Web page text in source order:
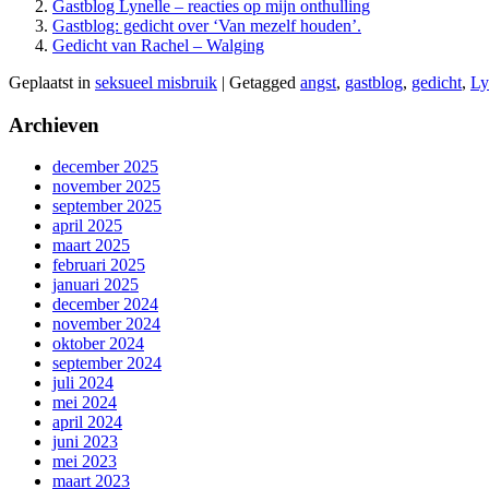
Gastblog Lynelle – reacties op mijn onthulling
Gastblog: gedicht over ‘Van mezelf houden’.
Gedicht van Rachel – Walging
Geplaatst in seksueel misbruik | Getagged angst, gastblog, gedicht,
Archieven
december 2025
november 2025
september 2025
april 2025
maart 2025
februari 2025
januari 2025
december 2024
november 2024
oktober 2024
september 2024
juli 2024
mei 2024
april 2024
juni 2023
mei 2023
maart 2023